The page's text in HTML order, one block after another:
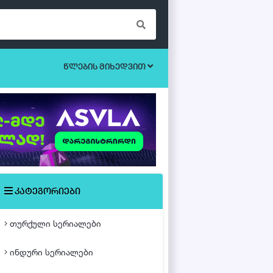
ბოევიკი
ეროტიული
ისტორიული
მძაფრ-სიუჟეტიანი
უკრაინული სერიალები
წლების მიხედვით
კატეგორიები
თურქული სერიალები
ინდური სერიალები